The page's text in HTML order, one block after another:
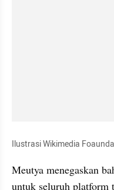
Ilustrasi Wikimedia
Meutya menegaskan
untuk seluruh platform